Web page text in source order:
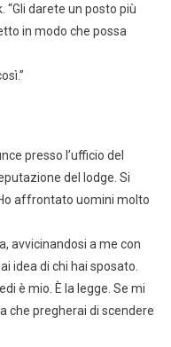
“Gli darete un posto più
in modo che possa
presso l’ufficio del
del lodge. Si
affrontato uomini molto
avvicinandosi a me con
idea di chi hai sposato.
è mio. È la legge. Se mi
che pregherai di scendere